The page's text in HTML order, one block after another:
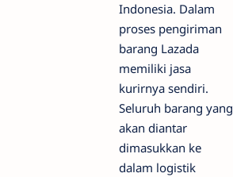
Indonesia. Dalam
proses pengiriman
barang Lazada
memiliki jasa
kurirnya sendiri.
Seluruh barang yang
akan diantar
dimasukkan ke
dalam logistik